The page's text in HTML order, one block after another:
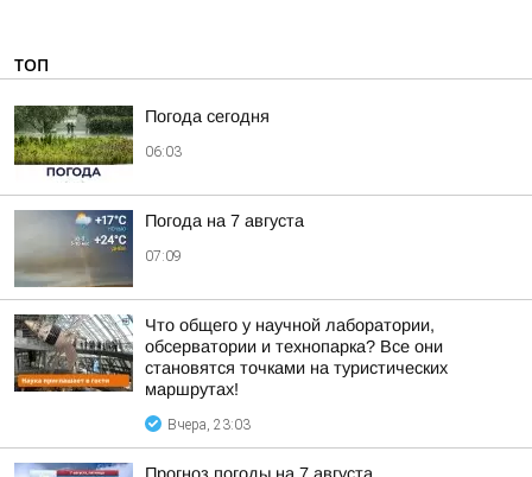
ТОП
Погода сегодня
06:03
Погода на 7 августа
07:09
Что общего у научной лаборатории,
обсерватории и технопарка? Все они
становятся точками на туристических
маршрутах!
Вчера, 23:03